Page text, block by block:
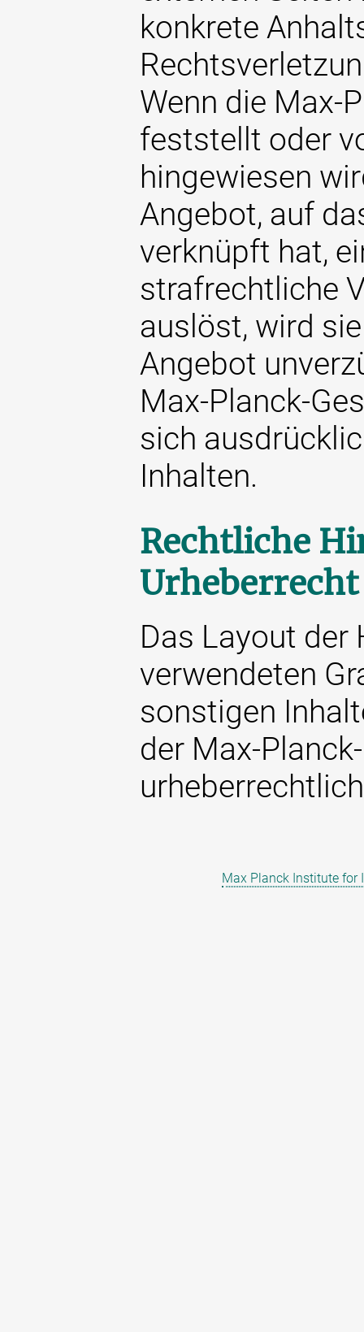
konkrete
Wenn die Max-
feststellt oder
hingewiesen
Angebot, auf
verknüpft hat,
strafrechtliche
auslöst, wird
Angebot
Max-Planck-
sich
Inhalten.
Rechtliche
Urheberrecht
Das Layout der
verwendeten
sonstigen
der Max-
Max Planck Institute for